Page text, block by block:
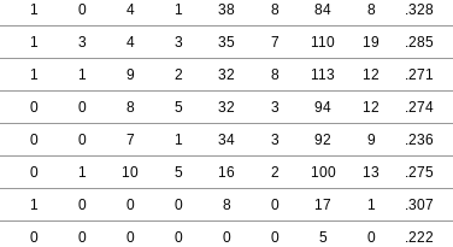
1 0 4 1 38 8 84 8 .328
1 3 4 3 35 7 110 19 .285
1 1 9 2 32 8 113 12 .271
0 0 8 5 32 3 94 12 .274
0 0 7 1 34 3 92 9 .236
0 1 10 5 16 2 100 13 .275
1 0 0 0 8 0 17 1 .307
0 0 0 0 0 0 5 0 .222